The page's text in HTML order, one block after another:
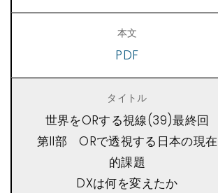
PDF
世界をORする視線(39)最終回
第II部 ORで透視する日本の現在
的課題
DXは何を変えたか